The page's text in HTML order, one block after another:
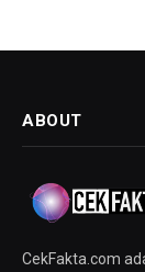
ABOUT
CekFakta.com